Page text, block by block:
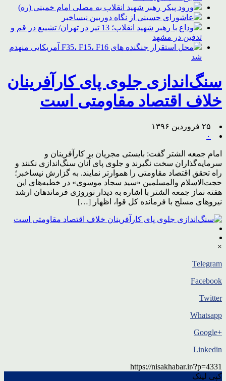
ورود پیکر رهبر شهید انقلاب به مصلی امام خمینی (ره)
عاشورای حسینی از نگاه دوربین نیساخبر
وداع با رهبر شهید انقلاب؛ 13 تیر در تهران/ تشییع در قم و
تدفین در مشهد
محل استقرار جنگنده های F35، F15، F16 آمریکایی منهدم
شد
سنگ‌اندازی جلوی پای کارآفرینان
خلاف اقتصاد مقاومتی است
۲۵ فروردین ۱۳۹۶
۰
امام جمعه الشتر گفت: بایستی مجریان بر کارآفرینان و
سرمایه‌گذاران سخت نگیرند و جلوی پای آنان سنگ‌اندازی نکنند و
راه تحقق اقتصاد مقاومتی را هموارتر نمایند. به گزارش نیساخبر؛
حجت‌الاسلام والمسلمین «سید سجاد موسوی» در خطبه‌های این
هفته نماز جمعه الشتر با اشاره به دیدار نوروزی فرماندهان ارشد
نیروهای مسلح با فرمانده کل قوا، اظهار […]
×
Telegram
Facebook
Twitter
Whatsapp
+Google
Linkedin
https://nisakhabar.ir/?p=4331
کپی لینک